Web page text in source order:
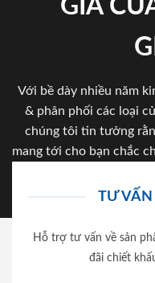
GIA
Với bề dày nhiều năm
& phân phối các loại
chúng tôi tin tưởng
mang tới cho bạn chắc
TƯ VẤN
Hỗ trợ tư vấn về sản
đãi chiết